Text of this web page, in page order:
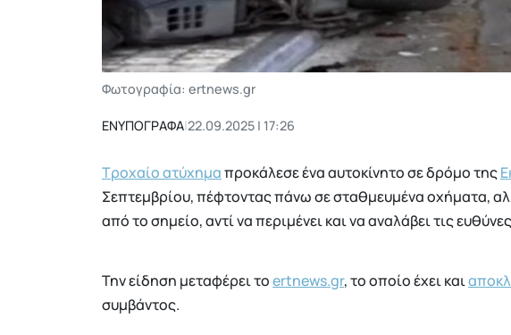
Φωτογραφία: ertnews.gr
ΕΝΥΠΟΓΡΑΦΑ|22.09.2025 | 17:26
Τροχαίο ατύχημαπροκάλεσε ένα αυτοκίνητο σε δρόμο της
Σεπτεμβρίου, πέφτοντας πάνω σε σταθμευμένα οχήματα,
από το σημείο, αντί να περιμένει και να αναλάβει τις
Την είδηση μεταφέρει τοertnews.gr, το οποίο έχει και
συμβάντος.